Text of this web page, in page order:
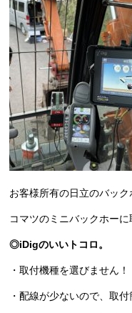
お客様所有の日立のバック
コマツのミニバックホーに
◎iDigのいいトコロ。
・取付機種を選びません！
・配線が少ないので、取付